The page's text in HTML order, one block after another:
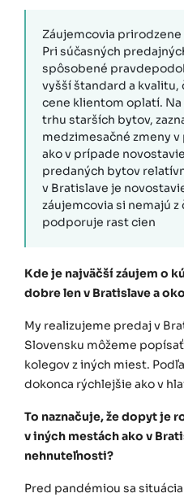
Záujemcovia
Pri súčasných
spôsobené
vyšší štandard a kvalitu,
cene klientom oplatí.
trhu starších bytov,
medzimesačné zmeny
ako v prípade
predaných bytov
v Bratislave je
záujemcovia si nemajú z
podporuje rast cien
Kde je najväčší záujem o
dobre len v Bratislave a
My realizujeme predaj v
Slovensku môžeme
kolegov z iných miest.
dokonca rýchlejšie ako v
To naznačuje, že dopyt je
v iných mestách ako v
nehnuteľnosti?
Pred pandémiou sa